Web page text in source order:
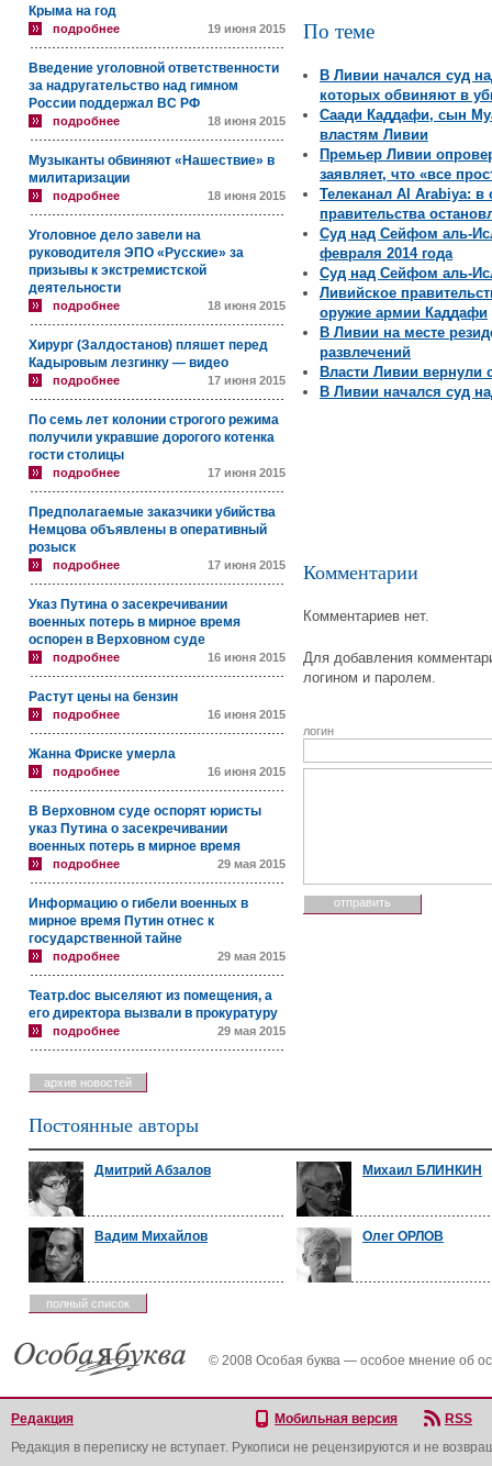
Крыма на год
подробнее 19 июня 2015
Введение уголовной ответственности
за надругательство над гимном
России поддержал ВС РФ
подробнее 18 июня 2015
Музыканты обвиняют «Нашествие» в
милитаризации
подробнее 18 июня 2015
Уголовное дело завели на
руководителя ЭПО «Русские» за
призывы к экстремистской
деятельности
подробнее 18 июня 2015
Хирург (Залдостанов) пляшет перед
Кадыровым лезгинку — видео
подробнее 17 июня 2015
По семь лет колонии строгого режима
получили укравшие дорогого котенка
гости столицы
подробнее 17 июня 2015
Предполагаемые заказчики убийства
Немцова объявлены в оперативный
розыск
подробнее 17 июня 2015
Указ Путина о засекречивании
военных потерь в мирное время
оспорен в Верховном суде
подробнее 16 июня 2015
Растут цены на бензин
подробнее 16 июня 2015
Жанна Фриске умерла
подробнее 16 июня 2015
В Верховном суде оспорят юристы
указ Путина о засекречивании
военных потерь в мирное время
подробнее 29 мая 2015
Информацию о гибели военных в
мирное время Путин отнес к
государственной тайне
подробнее 29 мая 2015
Театр.doc выселяют из помещения, а
его директора вызвали в прокуратуру
подробнее 29 мая 2015
архив новостей
По теме
В Ливии начался суд
которых обвиняют в
Саади Каддафи, сын
властям Ливии
Премьер Ливии
заявляет, что «все
Телеканал Al Arabiya:
правительства
Суд над Сейфом аль-
февраля 2014 года
Суд над Сейфом аль-
Ливийское
оружие армии Каддафи
В Ливии на месте
развлечений
Власти Ливии вернули
В Ливии начался суд
Комментарии
Комментариев нет.
Для добавления
логином и паролем.
логин
Постоянные авторы
Дмитрий Абзалов Михаил БЛИНКИН
Вадим Михайлов Олег ОРЛОВ
полный список
© 2008 Особая буква — особое мнение об
Редакция Мобильная версия
RSS
Редакция в переписку не вступает. Рукописи не рецензируются и не